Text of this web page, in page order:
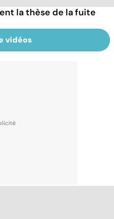
la thèse de la fuite
vidéos